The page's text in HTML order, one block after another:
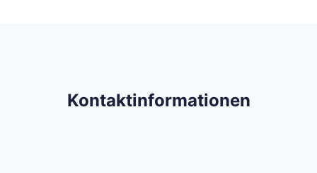
Kontaktinformationen